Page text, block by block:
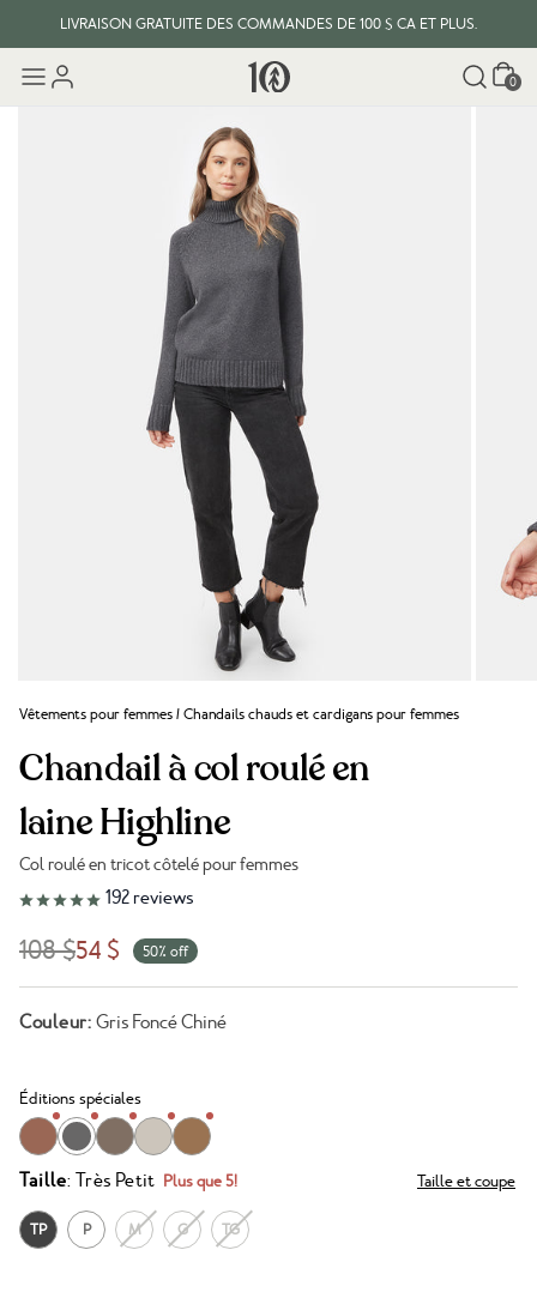
LIVRAISON GRATUITE DES COMMANDES DE 100 $ CA ET PLUS.
Panier
0
Vêtements pour femmes/Chandails chauds et cardigans pour femmes
Chandail à col roulé en
laine Highline
Col roulé en tricot côtelé pour femmes
Lien vers les avis
192 reviews
108 $54 $ 50% off
Couleur: Gris Foncé Chiné
Éditions spéciales
Taille: Très Petit Plus que 5! Taille et coupe
TP P M G TG